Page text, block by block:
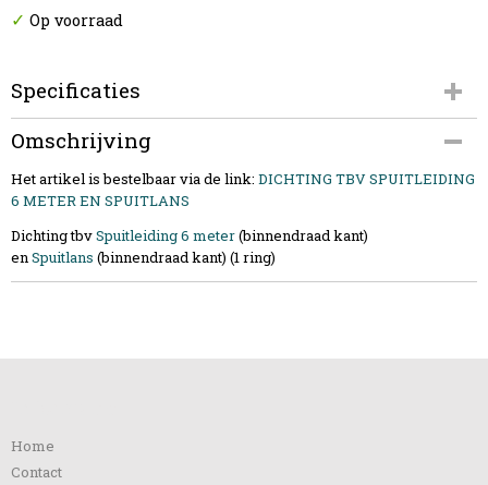
✓ Op voorraad
Specificaties
Productcode
18949
EAN code
5420046618949
Omschrijving
Het artikel is bestelbaar via de link: DICHTING TBV SPUITLEIDING
6 METER EN SPUITLANS
Dichting tbvSpuitleiding 6 meter(binnendraad kant)
enSpuitlans (binnendraad kant) (1 ring)
Home
Contact